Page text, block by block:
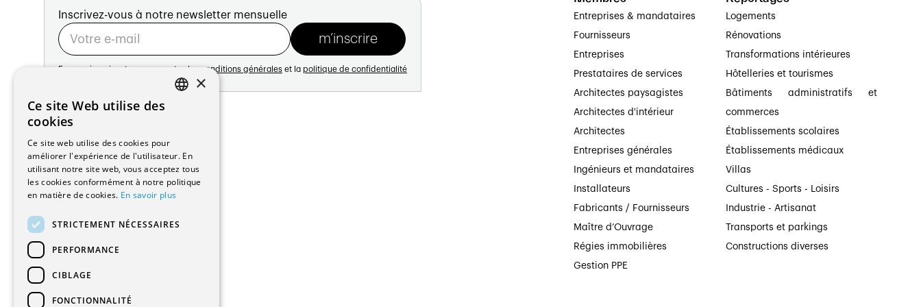
Inscrivez-vous à notre newsletter mensuelle
En vous inscrivant vous acceptez les conditions générales et la politique de confidentialité
Adresse:
Avenue de Longemalle 21
1020 Renens
Suisse
Contact:
Édition: +41 21 635 16 82
Plateforme: +41 21 631 10 50
info@architectes.ch
Entreprises & mandataires
Fournisseurs
Entreprises
Prestataires de services
Architectes paysagistes
Architectes d'intérieur
Architectes
Entreprises générales
Ingénieurs et mandataires
Installateurs
Fabricants / Fournisseurs
Maître d’Ouvrage
Régies immobilières
Gestion PPE
Logements
Rénovations
Transformations intérieures
Hôtelleries et tourismes
Bâtiments administratifs et
commerces
Établissements scolaires
Établissements médicaux
Villas
Cultures - Sports - Loisirs
Industrie - Artisanat
Transports et parkings
Constructions diverses
×
Ce site Web utilise des
cookies
Ce site web utilise des cookies pour
améliorer l'expérience de l'utilisateur. En
utilisant notre site web, vous acceptez tous
les cookies conformément à notre politique
en matière de cookies. En savoir plus
STRICTEMENT NÉCESSAIRES
PERFORMANCE
CIBLAGE
FONCTIONNALITÉ